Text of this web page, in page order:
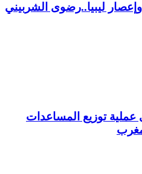
ليبيا..رضوى الشربيني
توزيع المساعدات